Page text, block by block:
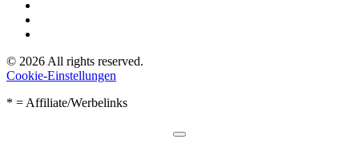
© 2026 All rights reserved.
Cookie-Einstellungen
* = Affiliate/Werbelinks